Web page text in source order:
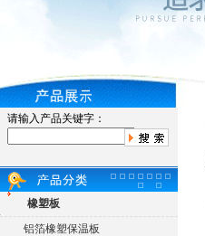
请输入产品关键字：
橡塑板
铝箔橡塑保温板